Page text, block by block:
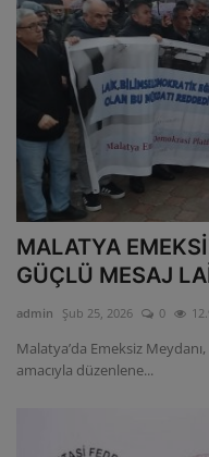
MALATYA
GÜÇLÜ MESAJ
admin Şub 25, 2026 0
Malatya’da Emeksiz
amacıyla düzenlene...